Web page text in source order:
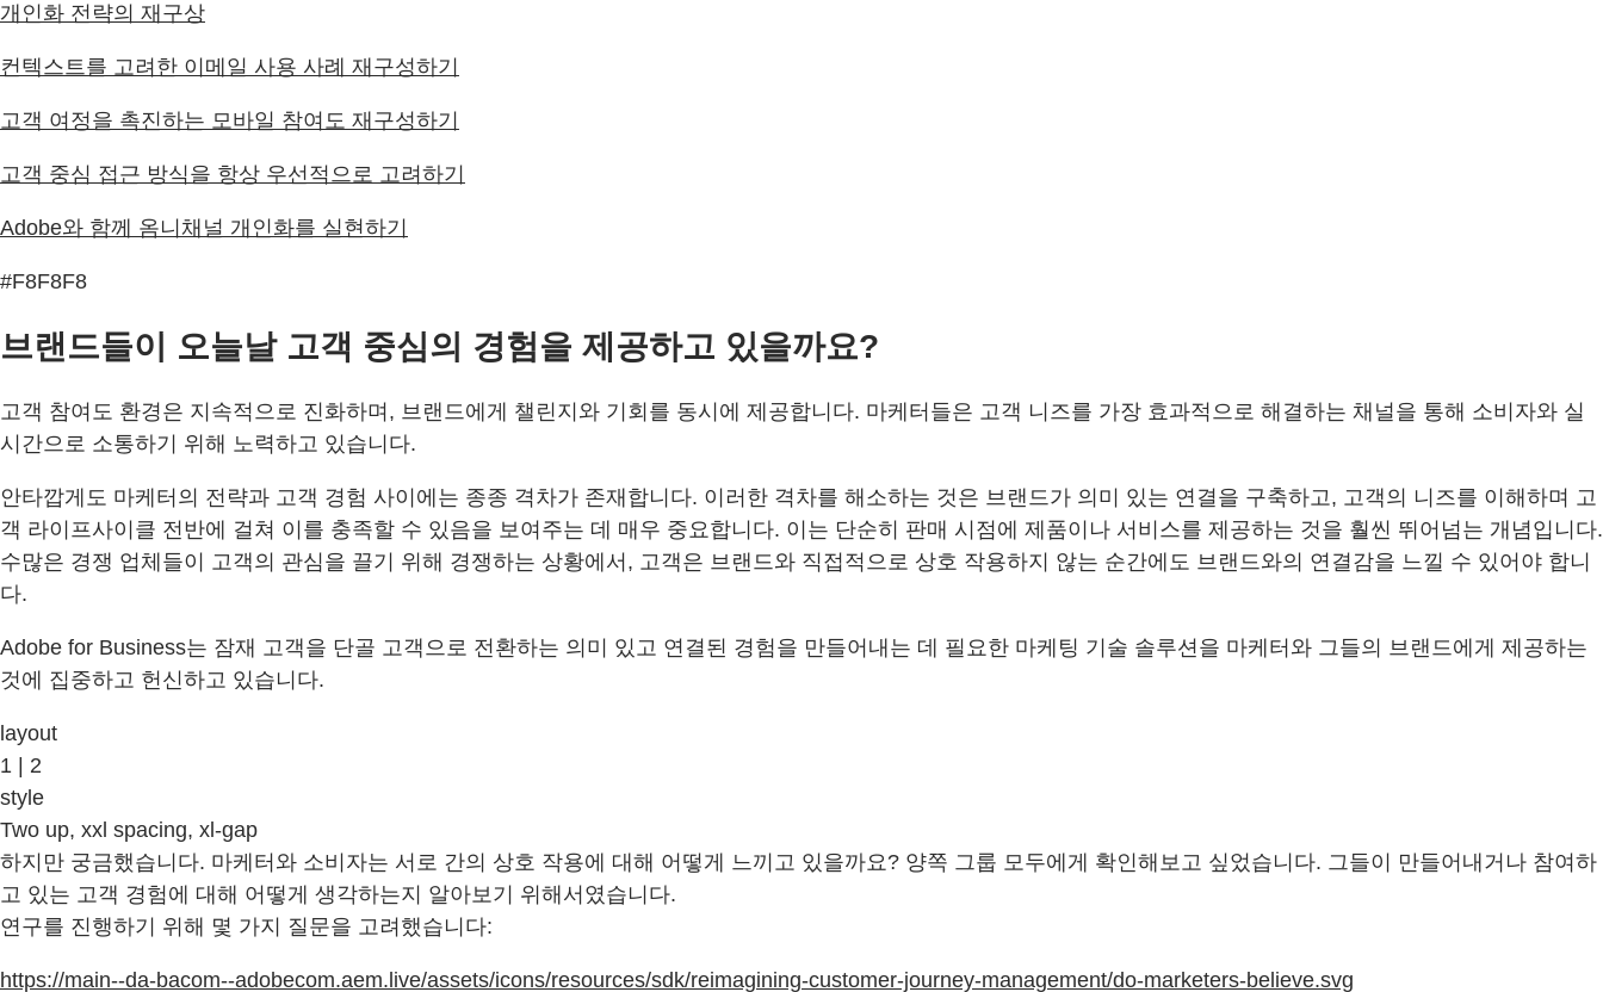
개인화 전략의 재구상
컨텍스트를 고려한 이메일 사용 사례 재구성하기
고객 여정을 촉진하는 모바일 참여도 재구성하기
고객 중심 접근 방식을 항상 우선적으로 고려하기
Adobe와 함께 옴니채널 개인화를 실현하기
#F8F8F8
브랜드들이 오늘날 고객 중심의 경험을 제공하고 있을까요?
고객 참여도 환경은 지속적으로 진화하며, 브랜드에게 챌린지와 기회를 동시에 제공합니다. 마케터들은 고객 니즈를 가장 효과적으로 해결하는 채널을 통해 소비자와 실
시간으로 소통하기 위해 노력하고 있습니다.
안타깝게도 마케터의 전략과 고객 경험 사이에는 종종 격차가 존재합니다. 이러한 격차를 해소하는 것은 브랜드가 의미 있는 연결을 구축하고, 고객의 니즈를 이해하며 고
객 라이프사이클 전반에 걸쳐 이를 충족할 수 있음을 보여주는 데 매우 중요합니다. 이는 단순히 판매 시점에 제품이나 서비스를 제공하는 것을 훨씬 뛰어넘는 개념입니다.
수많은 경쟁 업체들이 고객의 관심을 끌기 위해 경쟁하는 상황에서, 고객은 브랜드와 직접적으로 상호 작용하지 않는 순간에도 브랜드와의 연결감을 느낄 수 있어야 합니
다.
Adobe for Business는 잠재 고객을 단골 고객으로 전환하는 의미 있고 연결된 경험을 만들어내는 데 필요한 마케팅 기술 솔루션을 마케터와 그들의 브랜드에게 제공하는
것에 집중하고 헌신하고 있습니다.
layout
1 | 2
style
Two up, xxl spacing, xl-gap
하지만 궁금했습니다. 마케터와 소비자는 서로 간의 상호 작용에 대해 어떻게 느끼고 있을까요? 양쪽 그룹 모두에게 확인해보고 싶었습니다. 그들이 만들어내거나 참여하
고 있는 고객 경험에 대해 어떻게 생각하는지 알아보기 위해서였습니다.
연구를 진행하기 위해 몇 가지 질문을 고려했습니다:
https://main--da-bacom--adobecom.aem.live/assets/icons/resources/sdk/reimagining-customer-journey-management/do-marketers-believe.svg